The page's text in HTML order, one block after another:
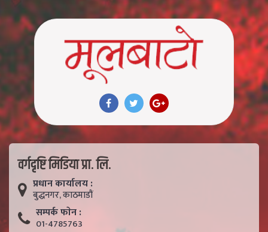
वर्गदृष्टि मिडिया प्रा. लि.
प्रधान कार्यालय :
बुद्धनगर, काठमाडाैं
सम्पर्क फाेन :
01-4785763